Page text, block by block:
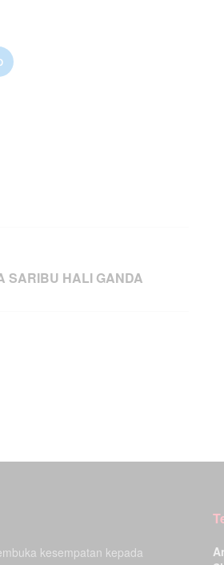
SARIBU HALI GANDA
kesempatan kepada